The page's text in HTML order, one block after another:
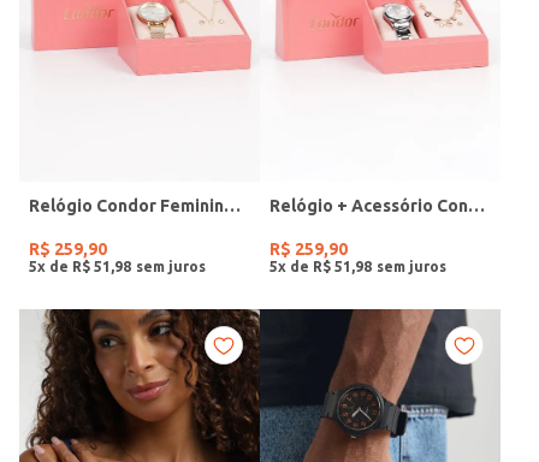
Relógio Condor Feminino DOURADO
R$ 259,90
5x de R$ 51 98
Relógio + Acessório Condor Feminino PRATA
R$ 259,90
5x de R$ 51 98